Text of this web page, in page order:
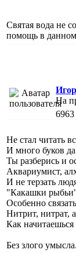
Святая вода не
помощь в данном
На
6963
Не стал читать
И много буков
Ты разберись и
Аквариумист,
И не терзать
"Какашки рыбьи"
Особенно
Нитрит, нитрат,
Как
Без злого